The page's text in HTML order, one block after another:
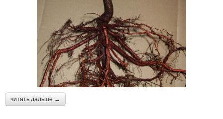
читать дальше →